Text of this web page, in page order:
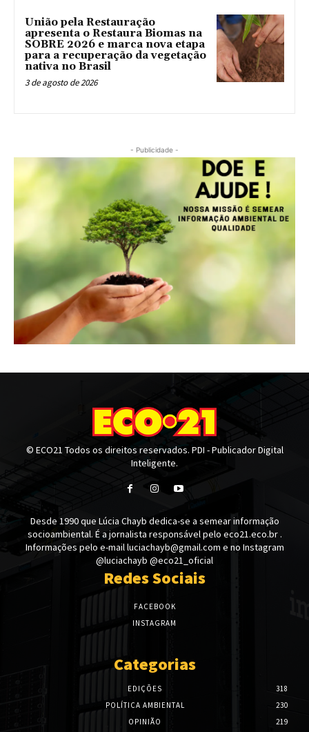
União pela Restauração
apresenta o Restaura Biomas na
SOBRE 2026 e marca nova etapa
para a recuperação da vegetação
nativa no Brasil
3 de agosto de 2026
- Publicidade -
© ECO21 Todos os direitos reservados. PDI - Publicador Digital
Inteligente.
Desde 1990 que Lúcia Chayb dedica-se a semear informação
socioambiental. É a jornalista responsável pelo eco21.eco.br .
Informações pelo e-mail luciachayb@gmail.com e no Instagram
@luciachayb @eco21_oficial
Redes Sociais
FACEBOOK
INSTAGRAM
Categorias
EDIÇÕES
318
POLÍTICA AMBIENTAL
230
OPINIÃO
219